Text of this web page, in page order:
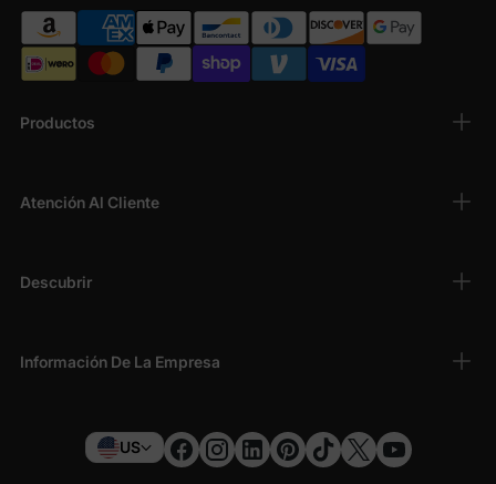
Productos
Atención Al Cliente
Descubrir
Información De La Empresa
US